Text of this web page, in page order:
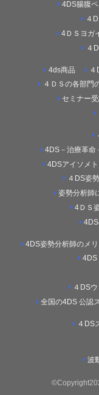
4DS腸腹
４
4ＤＳヨガ
４
4ds商品
４ＤＳの各部門
セミナー
4DS－治療革
4DSアイソメ
４DS姿
姿勢分析師
4ＤＳ
4DS
4DS姿勢分析師のメ
4DS
４DS
全国の4DS 公認
４DS
波